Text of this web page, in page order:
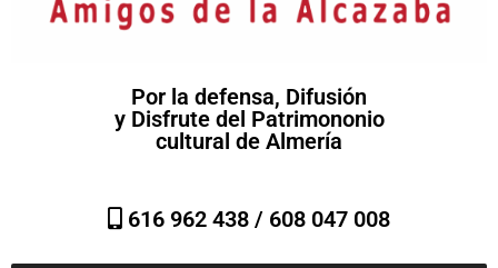
Por la defensa, Difusión
y Disfrute del Patrimononio
cultural de Almería
616 962 438 / 608 047 008